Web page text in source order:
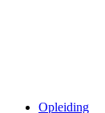
Opleiding